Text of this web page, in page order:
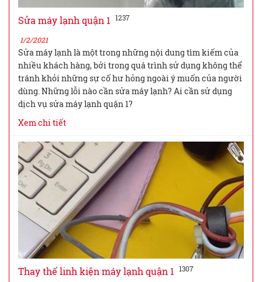
Sửa máy lạnh quận 1 1237
1/2/2021
Sửa máy lạnh là một trong những nội dung tìm kiếm của
nhiều khách hàng, bởi trong quá trình sử dụng không thể
tránh khỏi những sự cố hư hỏng ngoài ý muốn của người
dùng. Những lỗi nào cần sửa máy lạnh? Ai cần sử dụng
dịch vụ sửa máy lạnh quận 1?
Xem chi tiết
Thay thế linh kiện máy lạnh quận 1 1307